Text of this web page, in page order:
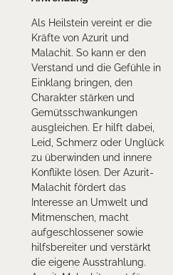
Als Heilstein vereint er die
Kräfte von Azurit und
Malachit. So kann er den
Verstand und die Gefühle in
Einklang bringen, den
Charakter stärken und
Gemütsschwankungen
ausgleichen. Er hilft dabei,
Leid, Schmerz oder Unglück
zu überwinden und innere
Konflikte lösen. Der Azurit-
Malachit fördert das
Interesse an Umwelt und
Mitmenschen, macht
aufgeschlossener sowie
hilfsbereiter und verstärkt
die eigene Ausstrahlung.